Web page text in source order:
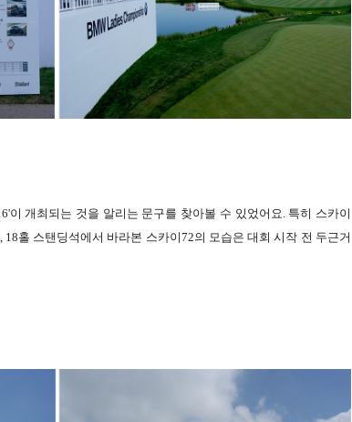
이 개최되는 것을 알리는 문구를 찾아볼 수 있었어요. 특히 스카이
홀 스탠딩석에서 바라본 스카이72의 모습은 대회 시작 전 두근거